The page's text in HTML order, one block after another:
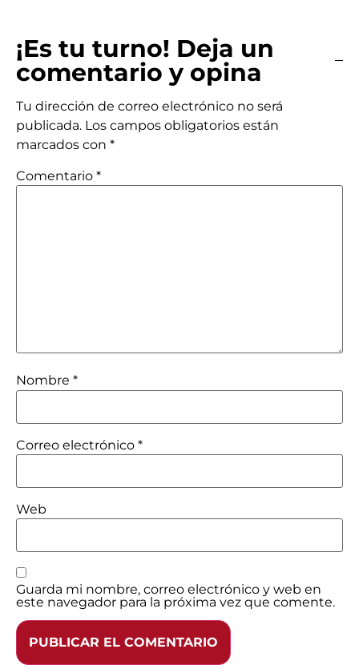
¡Es tu turno! Deja un
comentario y opina
Tu dirección de correo electrónico no será
publicada. Los campos obligatorios están
marcados con *
Comentario *
Nombre *
Correo electrónico *
Web
Guarda mi nombre, correo electrónico y web en
este navegador para la próxima vez que comente.